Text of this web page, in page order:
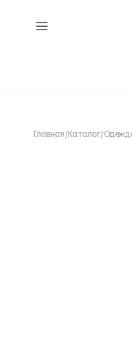
Главная/Каталог/